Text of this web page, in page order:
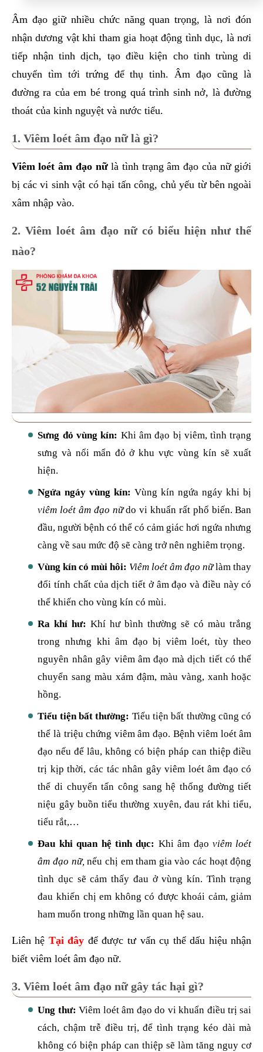
Âm đạo giữ nhiều chức năng quan trọng, là nơi đón
nhận dương vật khi tham gia hoạt động tình dục, là nơi
tiếp nhận tinh dịch, tạo điều kiện cho tinh trùng di
chuyển tìm tới trứng để thụ tinh. Âm đạo cũng là
đường ra của em bé trong quá trình sinh nở, là đường
thoát của kinh nguyệt và nước tiểu.
1. Viêm loét âm đạo nữ là gì?
Viêm loét âm đạo nữlà tình trạng âm đạo của nữ giới
bị các vi sinh vật có hại tấn công, chủ yếu từ bên ngoài
xâm nhập vào.
2. Viêm loét âm đạo nữ có biểu hiện như thế
nào?
Sưng đỏ vùng kín: Khi âm đạo bị viêm, tình trạng
sưng và nổi mẩn đỏ ở khu vực vùng kín sẽ xuất
hiện.
Ngứa ngáy vùng kín: Vùng kín ngứa ngáy khi bị
viêm loét âm đạo nữdo vi khuẩn rất phổ biến. Ban
đầu, người bệnh có thể có cảm giác hơi ngứa nhưng
càng về sau mức độ sẽ càng trở nên nghiêm trọng.
Vùng kín có mùi hôi: Viêm loét âm đạo nữlàm thay
đổi tính chất của dịch tiết ở âm đạo và điều này có
thể khiến cho vùng kín có mùi.
Ra khí hư: Khí hư bình thường sẽ có màu trắng
trong nhưng khi âm đạo bị viêm loét, tùy theo
nguyên nhân gây viêm âm đạo mà dịch tiết có thể
chuyển sang màu xám đậm, màu vàng, xanh hoặc
hồng.
Tiểu tiện bất thường: Tiểu tiện bất thường cũng có
thể là triệu chứng viêm âm đạo. Bệnh viêm loét âm
đạo nếu để lâu, không có biện pháp can thiệp điều
trị kịp thời, các tác nhân gây viêm loét âm đạo có
thể di chuyển tấn công sang hệ thống đường tiết
niệu gây buồn tiểu thường xuyên, đau rát khi tiểu,
tiểu rắt,…
Đau khi quan hệ tình dục: Khi âm đạoviêm loét
âm đạo nữ, nếu chị em tham gia vào các hoạt động
tình dục sẽ cảm thấy đau ở vùng kín. Tình trạng
đau khiến chị em không có được khoái cảm, giảm
ham muốn trong những lần quan hệ sau.
Liên hệ Tại đây để được tư vấn cụ thể dấu hiệu nhận
biết viêm loét âm đạo nữ.
3. Viêm loét âm đạo nữ gây tác hại gì?
Ung thư: Viêm loét âm đạo do vi khuẩn điều trị sai
cách, chậm trễ điều trị, để tình trạng kéo dài mà
không có biện pháp can thiệp sẽ làm tăng nguy cơ